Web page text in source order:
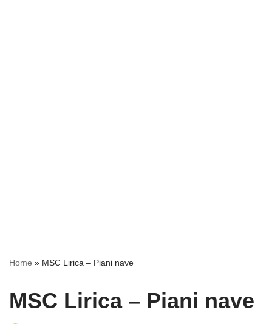
Home » MSC Lirica – Piani nave
MSC Lirica – Piani nave